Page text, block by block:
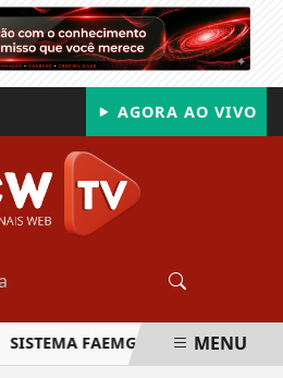
AGORA AO VIVO
SISTEMA FAEMG SENAR LANÇA O
MENU